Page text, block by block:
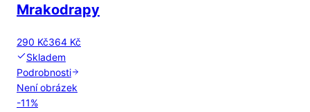
Mrakodrapy
290 Kč364 Kč
Skladem
Podrobnosti
Není obrázek
-11%